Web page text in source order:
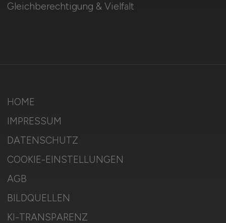
Gleichberechtigung & Vielfalt
HOME
IMPRESSUM
DATENSCHUTZ
COOKIE-EINSTELLUNGEN
AGB
BILDQUELLEN
KI-TRANSPARENZ